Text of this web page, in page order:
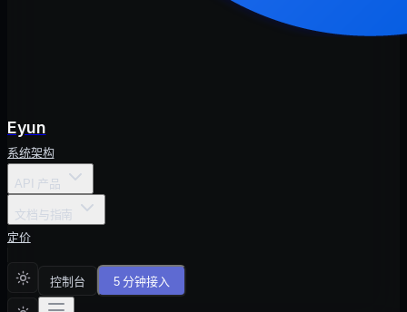
Eyun
系统架构
API 产品
文档与指南
定价
控制台 5 分钟接入